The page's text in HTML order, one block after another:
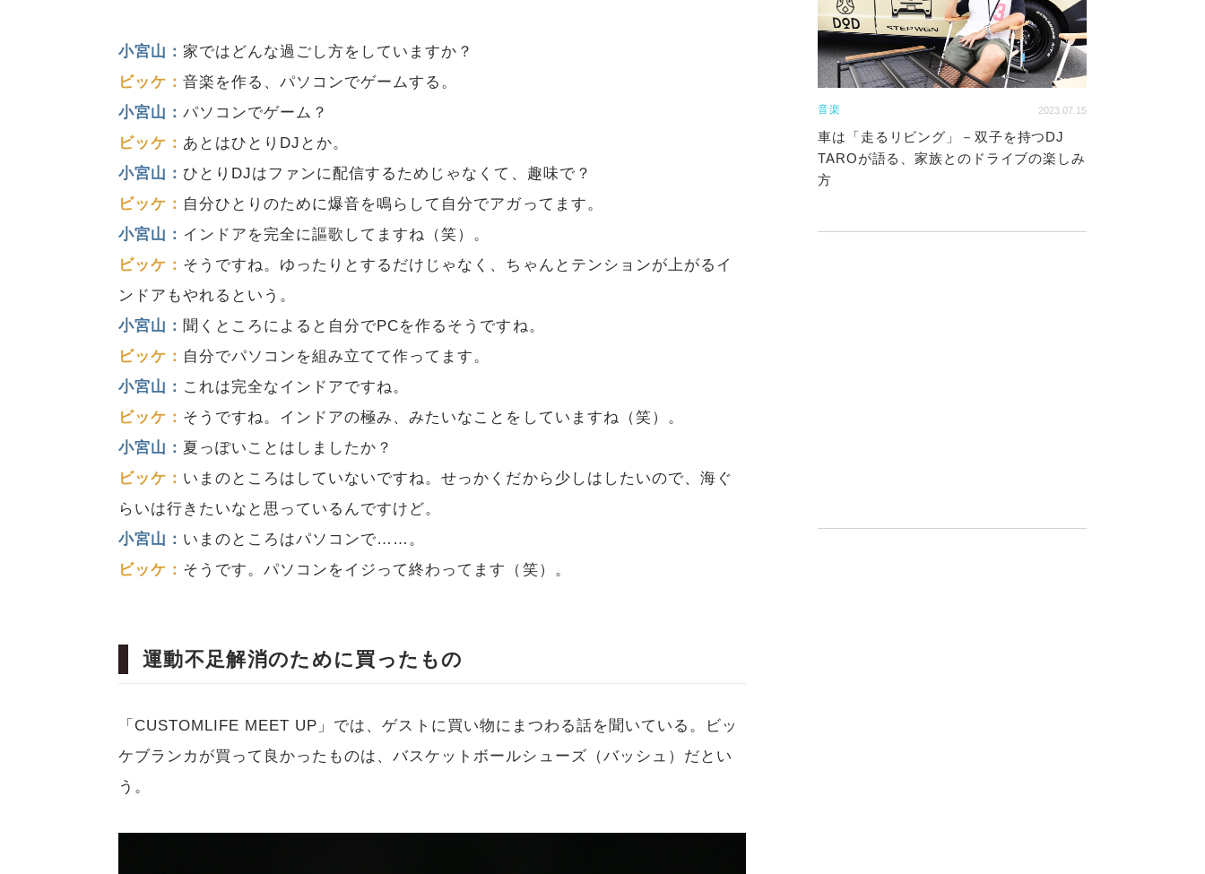
小宮山： 家ではどんな過ごし方をしていますか？
ビッケ：音楽を作る、パソコンでゲームする。
小宮山：パソコンでゲーム？
ビッケ： あとはひとりDJとか。
小宮山：ひとりDJはファンに配信するためじゃなくて、趣味で？
ビッケ： 自分ひとりのために爆音を鳴らして自分でアガってます。
小宮山： インドアを完全に謳歌してますね（笑）。
ビッケ： そうですね。ゆったりとするだけじゃなく、ちゃんとテンションが上がるイ
ンドアもやれるという。
小宮山： 聞くところによると自分でPCを作るそうですね。
ビッケ： 自分でパソコンを組み立てて作ってます。
小宮山： これは完全なインドアですね。
ビッケ： そうですね。インドアの極み、みたいなことをしていますね（笑）。
小宮山： 夏っぽいことはしましたか？
ビッケ： いまのところはしていないですね。せっかくだから少しはしたいので、海ぐ
らいは行きたいなと思っているんですけど。
小宮山： いまのところはパソコンで……。
ビッケ： そうです。パソコンをイジって終わってます（笑）。
運動不足解消のために買ったもの
「CUSTOMLIFE MEET UP」では、ゲストに買い物にまつわる話を聞いている。ビッ
ケブランカが買って良かったものは、バスケットボールシューズ（バッシュ）だとい
う。
音楽 2023.07.15
車は「走るリビング」－双子を持つDJ
TAROが語る、家族とのドライブの楽しみ
方